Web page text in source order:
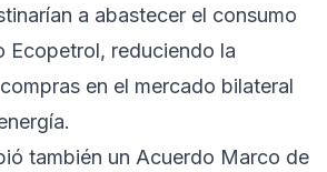
a abastecer el consumo
Ecopetrol, reduciendo la
en el mercado bilateral
también un Acuerdo Marco de